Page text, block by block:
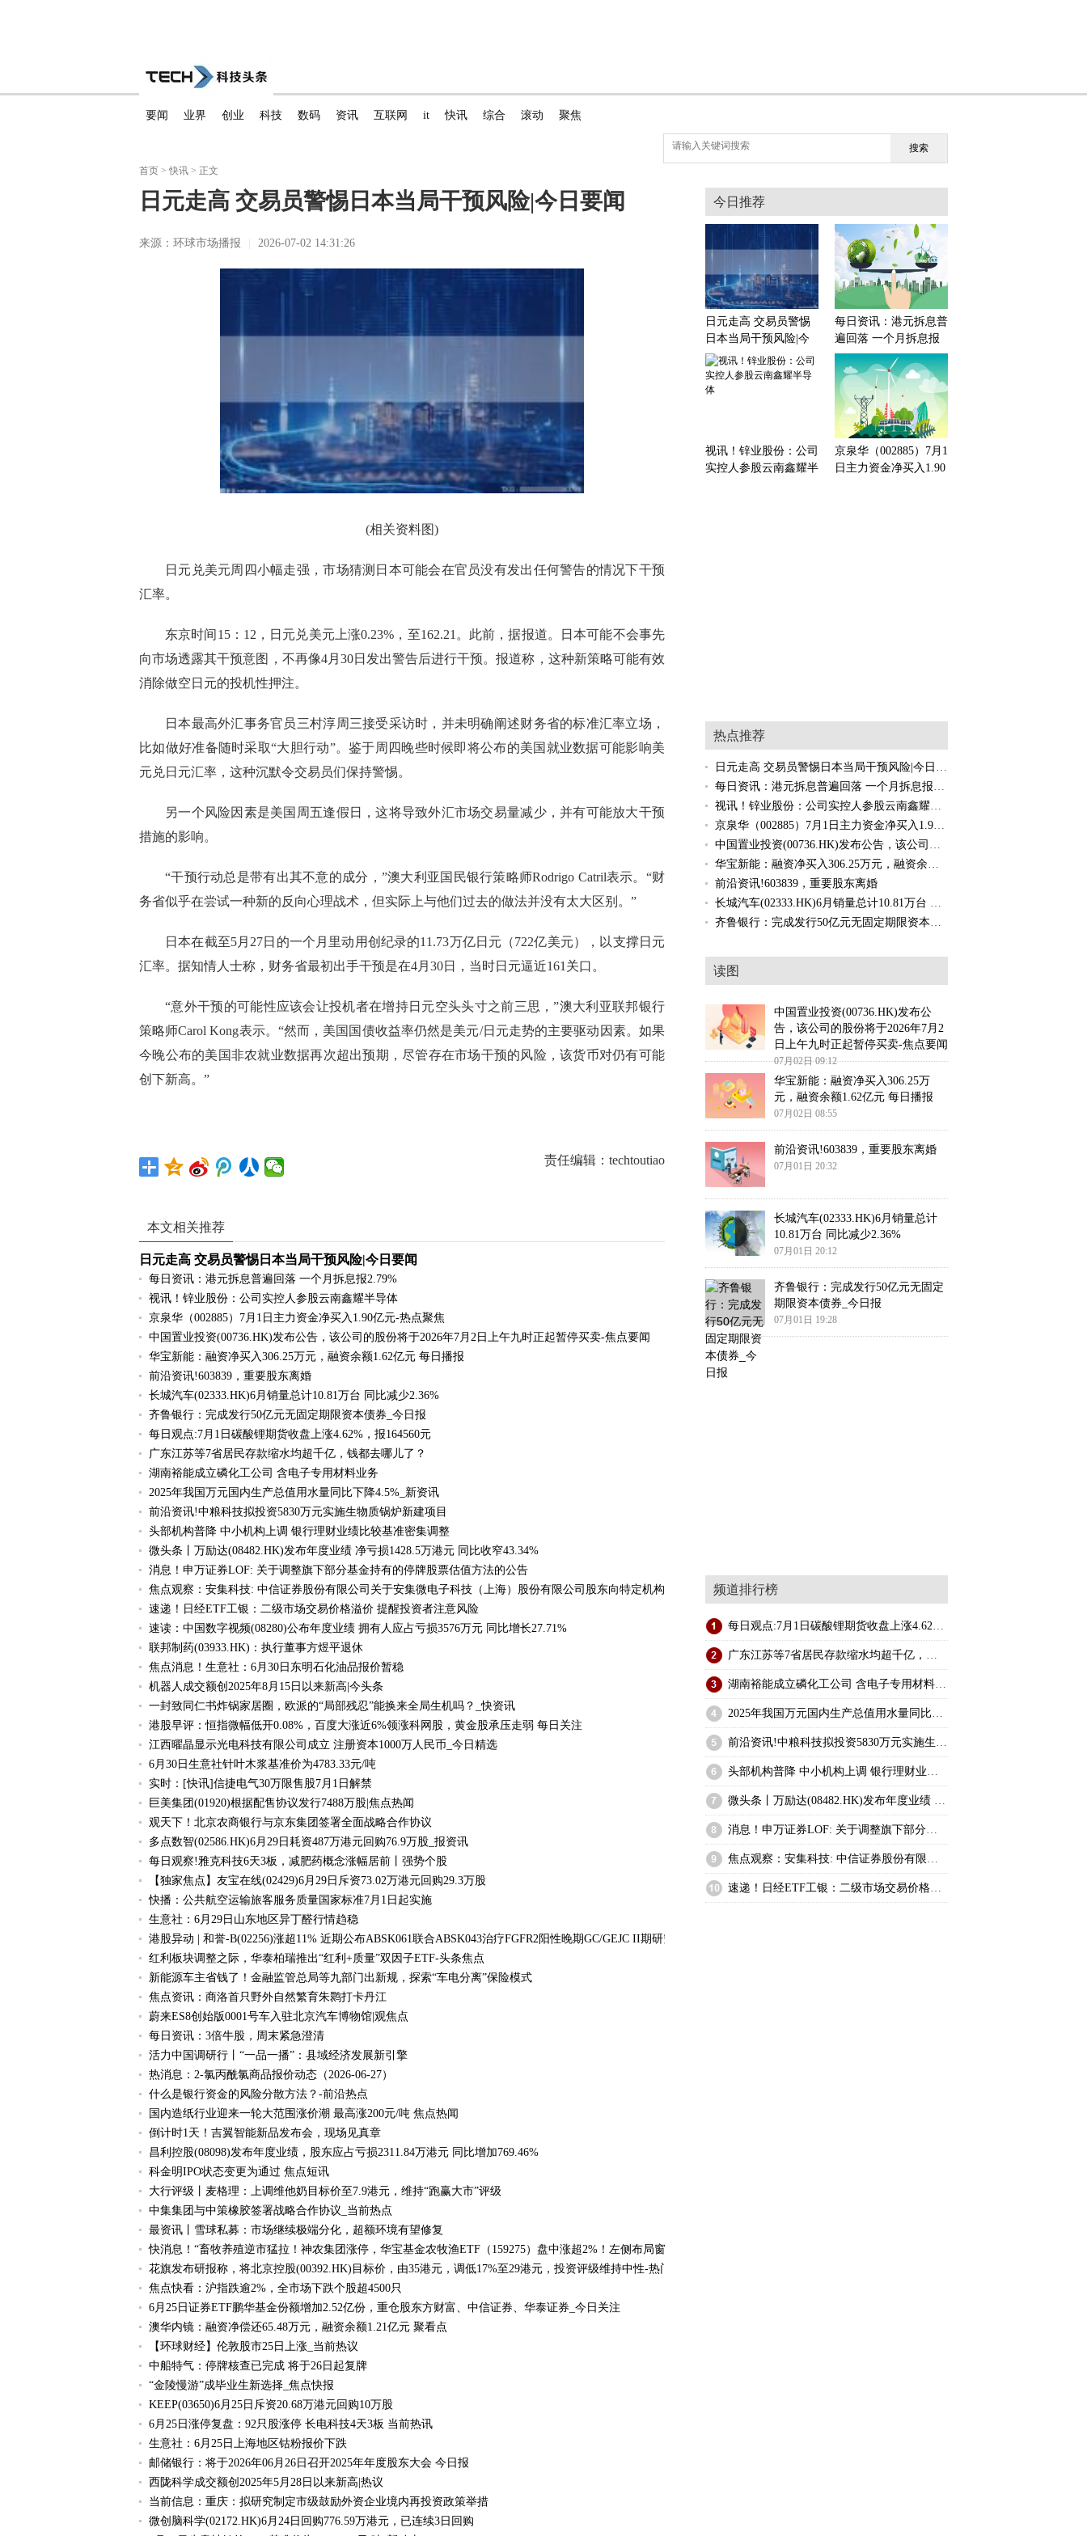
要闻 业界 创业 科技 数码 资讯 互联网 it 快讯 综合 滚动 聚焦
搜索
首页 > 快讯 > 正文
日元走高 交易员警惕日本当局干预风险|今日要闻
来源：环球市场播报 2026-07-02 14:31:26
(相关资料图)
日元兑美元周四小幅走强，市场猜测日本可能会在官员没有发出任何警告的情况下干预
汇率。
东京时间15：12，日元兑美元上涨0.23%，至162.21。此前，据报道。日本可能不会事先
向市场透露其干预意图，不再像4月30日发出警告后进行干预。报道称，这种新策略可能有效
消除做空日元的投机性押注。
日本最高外汇事务官员三村淳周三接受采访时，并未明确阐述财务省的标准汇率立场，
比如做好准备随时采取“大胆行动”。鉴于周四晚些时候即将公布的美国就业数据可能影响美
元兑日元汇率，这种沉默令交易员们保持警惕。
另一个风险因素是美国周五逢假日，这将导致外汇市场交易量减少，并有可能放大干预
措施的影响。
“干预行动总是带有出其不意的成分，”澳大利亚国民银行策略师Rodrigo Catril表示。“财
务省似乎在尝试一种新的反向心理战术，但实际上与他们过去的做法并没有太大区别。”
日本在截至5月27日的一个月里动用创纪录的11.73万亿日元（722亿美元），以支撑日元
汇率。据知情人士称，财务省最初出手干预是在4月30日，当时日元逼近161关口。
“意外干预的可能性应该会让投机者在增持日元空头头寸之前三思，”澳大利亚联邦银行
策略师Carol Kong表示。“然而，美国国债收益率仍然是美元/日元走势的主要驱动因素。如果
今晚公布的美国非农就业数据再次超出预期，尽管存在市场干预的风险，该货币对仍有可能
创下新高。”
责任编辑：techtoutiao
本文相关推荐
日元走高 交易员警惕日本当局干预风险|今日要闻
每日资讯：港元拆息普遍回落 一个月拆息报2.79%
视讯！锌业股份：公司实控人参股云南鑫耀半导体
京泉华（002885）7月1日主力资金净买入1.90亿元-热点聚焦
中国置业投资(00736.HK)发布公告，该公司的股份将于2026年7月2日上午九时正起暂停买卖-焦点要闻
华宝新能：融资净买入306.25万元，融资余额1.62亿元 每日播报
前沿资讯!603839，重要股东离婚
长城汽车(02333.HK)6月销量总计10.81万台 同比减少2.36%
齐鲁银行：完成发行50亿元无固定期限资本债券_今日报
每日观点:7月1日碳酸锂期货收盘上涨4.62%，报164560元
广东江苏等7省居民存款缩水均超千亿，钱都去哪儿了？
湖南裕能成立磷化工公司 含电子专用材料业务
2025年我国万元国内生产总值用水量同比下降4.5%_新资讯
前沿资讯!中粮科技拟投资5830万元实施生物质锅炉新建项目
头部机构普降 中小机构上调 银行理财业绩比较基准密集调整
微头条丨万励达(08482.HK)发布年度业绩 净亏损1428.5万港元 同比收窄43.34%
消息！申万证券LOF: 关于调整旗下部分基金持有的停牌股票估值方法的公告
焦点观察：安集科技: 中信证券股份有限公司关于安集微电子科技（上海）股份有限公司股东向特定机构投资者询价转让股份相关资格的核查意见
速递！日经ETF工银：二级市场交易价格溢价 提醒投资者注意风险
速读：中国数字视频(08280)公布年度业绩 拥有人应占亏损3576万元 同比增长27.71%
联邦制药(03933.HK)：执行董事方煜平退休
焦点消息！生意社：6月30日东明石化油品报价暂稳
机器人成交额创2025年8月15日以来新高|今头条
一封致同仁书炸锅家居圈，欧派的“局部残忍”能换来全局生机吗？_快资讯
港股早评：恒指微幅低开0.08%，百度大涨近6%领涨科网股，黄金股承压走弱 每日关注
江西曜晶显示光电科技有限公司成立 注册资本1000万人民币_今日精选
6月30日生意社针叶木浆基准价为4783.33元/吨
实时：[快讯]信捷电气30万限售股7月1日解禁
巨美集团(01920)根据配售协议发行7488万股|焦点热闻
观天下！北京农商银行与京东集团签署全面战略合作协议
多点数智(02586.HK)6月29日耗资487万港元回购76.9万股_报资讯
每日观察!雅克科技6天3板，减肥药概念涨幅居前丨强势个股
【独家焦点】友宝在线(02429)6月29日斥资73.02万港元回购29.3万股
快播：公共航空运输旅客服务质量国家标准7月1日起实施
生意社：6月29日山东地区异丁醛行情趋稳
港股异动 | 和誉-B(02256)涨超11% 近期公布ABSK061联合ABSK043治疗FGFR2阳性晚期GC/GEJC II期研究结果
红利板块调整之际，华泰柏瑞推出“红利+质量”双因子ETF-头条焦点
新能源车主省钱了！金融监管总局等九部门出新规，探索“车电分离”保险模式
焦点资讯：商洛首只野外自然繁育朱鹮打卡丹江
蔚来ES8创始版0001号车入驻北京汽车博物馆|观焦点
每日资讯：3倍牛股，周末紧急澄清
活力中国调研行丨“一品一播”：县域经济发展新引擎
热消息：2-氯丙酰氯商品报价动态（2026-06-27）
什么是银行资金的风险分散方法？-前沿热点
国内造纸行业迎来一轮大范围涨价潮 最高涨200元/吨 焦点热闻
倒计时1天！吉翼智能新品发布会，现场见真章
昌利控股(08098)发布年度业绩，股东应占亏损2311.84万港元 同比增加769.46%
科金明IPO状态变更为通过 焦点短讯
大行评级丨麦格理：上调维他奶目标价至7.9港元，维持“跑赢大市”评级
中集集团与中策橡胶签署战略合作协议_当前热点
最资讯丨雪球私募：市场继续极端分化，超额环境有望修复
快消息！“畜牧养殖逆市猛拉！神农集团涨停，华宝基金农牧渔ETF（159275）盘中涨超2%！左侧布局窗口期已至？”
花旗发布研报称，将北京控股(00392.HK)目标价，由35港元，调低17%至29港元，投资评级维持中性-热门看点
焦点快看：沪指跌逾2%，全市场下跌个股超4500只
6月25日证券ETF鹏华基金份额增加2.52亿份，重仓股东方财富、中信证券、华泰证券_今日关注
澳华内镜：融资净偿还65.48万元，融资余额1.21亿元 聚看点
【环球财经】伦敦股市25日上涨_当前热议
中船特气：停牌核查已完成 将于26日起复牌
“金陵慢游”成毕业生新选择_焦点快报
KEEP(03650)6月25日斥资20.68万港元回购10万股
6月25日涨停复盘：92只股涨停 长电科技4天3板 当前热讯
生意社：6月25日上海地区钴粉报价下跌
邮储银行：将于2026年06月26日召开2025年年度股东大会 今日报
西陇科学成交额创2025年5月28日以来新高|热议
当前信息：重庆：拟研究制定市级鼓励外资企业境内再投资政策举措
微创脑科学(02172.HK)6月24日回购776.59万港元，已连续3日回购
今日推荐
日元走高 交易员警惕
日本当局干预风险|今
日要闻
每日资讯：港元拆息普
遍回落 一个月拆息报
2.79%
视讯！锌业股份：公司
实控人参股云南鑫耀半
京泉华（002885）7月1
日主力资金净买入1.90
热点推荐
日元走高 交易员警惕日本当局干预风险|今日要闻
每日资讯：港元拆息普遍回落 一个月拆息报2.79%
视讯！锌业股份：公司实控人参股云南鑫耀半导体
京泉华（002885）7月1日主力资金净买入1.90亿元-热点聚焦
中国置业投资(00736.HK)发布公告，该公司的股份将于2026年7月2日上午九时正起暂停买卖-焦点要闻
华宝新能：融资净买入306.25万元，融资余额1.62亿元 每日播报
前沿资讯!603839，重要股东离婚
长城汽车(02333.HK)6月销量总计10.81万台 同比减少2.36%
齐鲁银行：完成发行50亿元无固定期限资本债券_今日报
读图
中国置业投资(00736.HK)发布公
告，该公司的股份将于2026年7月2
日上午九时正起暂停买卖-焦点要闻
07月02日 09:12
华宝新能：融资净买入306.25万
元，融资余额1.62亿元 每日播报
07月02日 08:55
前沿资讯!603839，重要股东离婚
07月01日 20:32
长城汽车(02333.HK)6月销量总计
10.81万台 同比减少2.36%
07月01日 20:12
齐鲁银行：完成发行50亿元无固定
期限资本债券_今日报
07月01日 19:28
频道排行榜
每日观点:7月1日碳酸锂期货收盘上涨4.62%，报
广东江苏等7省居民存款缩水均超千亿，钱都去
湖南裕能成立磷化工公司 含电子专用材料业务
2025年我国万元国内生产总值用水量同比下降4.
前沿资讯!中粮科技拟投资5830万元实施生物质
头部机构普降 中小机构上调 银行理财业绩比
微头条丨万励达(08482.HK)发布年度业绩 净亏
消息！申万证券LOF: 关于调整旗下部分基金持
焦点观察：安集科技: 中信证券股份有限公司
速递！日经ETF工银：二级市场交易价格溢价